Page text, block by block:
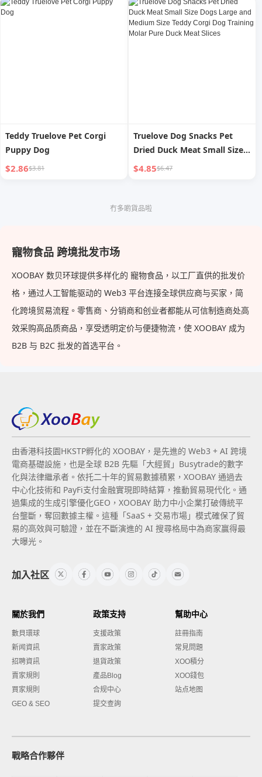
Pear
Teddy Truelove Pet Corgi
Puppy Dog
$2.86$3.81
Truelove Dog Snacks Pet
Dried Duck Meat Small Size
Dogs Large and Medium Size
$4.85$6.47
冇多啲貨品啦
寵物食品 跨境批发市场
XOOBAY 数贝环球提供多样化的 寵物食品，以工厂直供的批发价
格，通过人工智能驱动的 Web3 平台连接全球供应商与买家，简
化跨境贸易流程。零售商、分销商和创业者都能从可信制造商处高
效采购高品质商品，享受透明定价与便捷物流，使 XOOBAY 成为
B2B 与 B2C 批发的首选平台。
由香港科技園HKSTP孵化的 XOOBAY，是先進的 Web3 + AI 跨境
電商基礎設施，也是全球 B2B 先驅「大經貿」Busytrade的數字
化與法律繼承者。依托二十年的貿易數據積累，XOOBAY 通過去
中心化技術和 PayFi支付金融實現即時結算，推動貿易現代化。通
過集成的生成引擎優化GEO，XOOBAY 助力中小企業打破傳統平
台壟斷，奪回數據主權。這種「SaaS + 交易市場」模式確保了貿
易的高效與可驗證，並在不斷演進的 AI 搜尋格局中為商家贏得最
大曝光。
加入社区
關於我們
數貝環球
新闻資訊
招聘資訊
賣家規則
買家規則
GEO & SEO
政策支持
支援政策
賣家政策
退貨政策
產品Blog
合规中心
提交查詢
幫助中心
註冊指南
常見問題
XOO積分
XOO錢包
站点地图
戰略合作夥伴